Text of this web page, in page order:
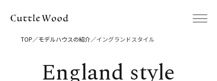
TOP モデルハウスの紹介 イングランドスタイル